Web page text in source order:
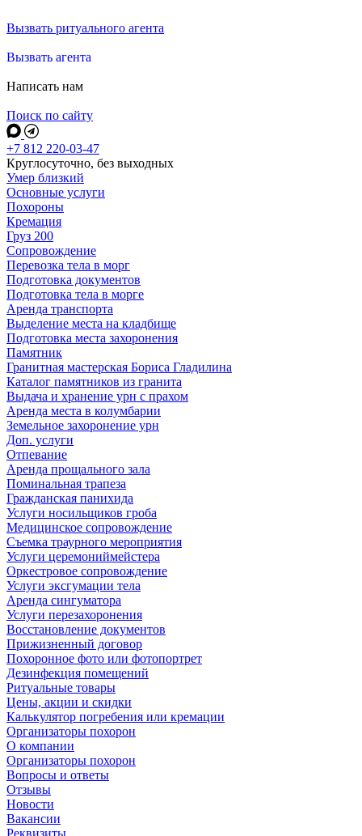
Вызвать ритуального агента
Вызвать агента
Написать нам
Поиск по сайту
+7 812 220-03-47
Круглосуточно, без выходных
Умер близкий
Основные услуги
Похороны
Кремация
Груз 200
Сопровождение
Перевозка тела в морг
Подготовка документов
Подготовка тела в морге
Аренда транспорта
Выделение места на кладбище
Подготовка места захоронения
Памятник
Гранитная мастерская Бориса Гладилина
Каталог памятников из гранита
Выдача и хранение урн с прахом
Аренда места в колумбарии
Земельное захоронение урн
Доп. услуги
Отпевание
Аренда прощального зала
Поминальная трапеза
Гражданская панихида
Услуги носильщиков гроба
Медицинское сопровождение
Съемка траурного мероприятия
Услуги церемониймейстера
Оркестровое сопровождение
Услуги эксгумации тела
Аренда сингуматора
Услуги перезахоронения
Восстановление документов
Прижизненный договор
Похоронное фото или фотопортрет
Дезинфекция помещений
Ритуальные товары
Цены, акции и скидки
Калькулятор погребения или кремации
Организаторы похорон
О компании
Организаторы похорон
Вопросы и ответы
Отзывы
Новости
Вакансии
Реквизиты